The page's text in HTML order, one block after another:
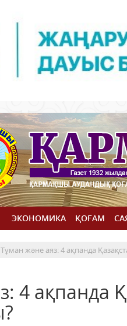
ЭКОНОМИКА ҚОҒАМ
және аяз: 4 ақпанда
4 ақпанда